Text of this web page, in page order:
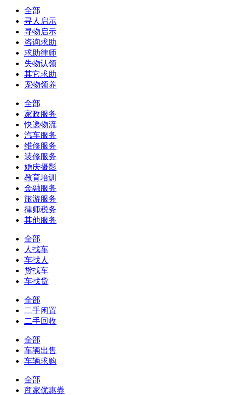
全部
寻人启示
寻物启示
咨询求助
求助律师
失物认领
其它求助
宠物领养
全部
家政服务
快递物流
汽车服务
维修服务
装修服务
婚庆摄影
教育培训
金融服务
旅游服务
律师税务
其他服务
全部
人找车
车找人
货找车
车找货
全部
二手闲置
二手回收
全部
车辆出售
车辆求购
全部
商家优惠券